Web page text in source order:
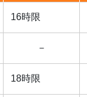
16時限
－
18時限